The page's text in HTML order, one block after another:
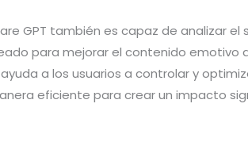
GPT también es capaz de analizar el
para mejorar el contenido emotivo
a los usuarios a controlar y
eficiente para crear un impacto